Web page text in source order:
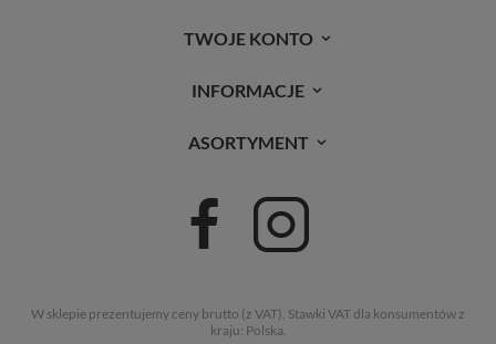
TWOJE KONTO
INFORMACJE
ASORTYMENT
W sklepie prezentujemy ceny brutto (z VAT). Stawki VAT dla konsumentów z
kraju: Polska.